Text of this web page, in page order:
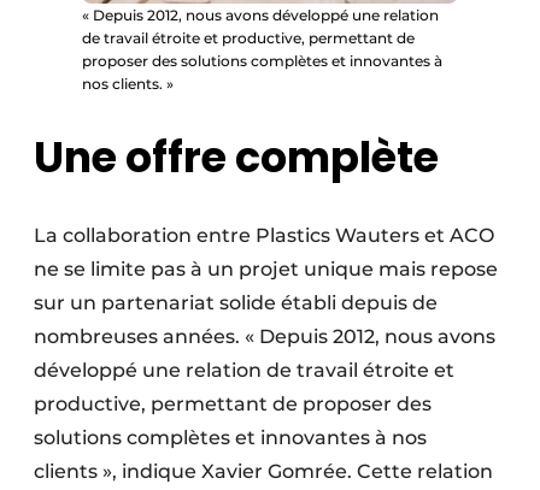
« Depuis 2012, nous avons développé une relation
de travail étroite et productive, permettant de
proposer des solutions complètes et innovantes à
nos clients. »
Une offre complète
La collaboration entre Plastics Wauters et ACO
ne se limite pas à un projet unique mais repose
sur un partenariat solide établi depuis de
nombreuses années. « ​Depuis 2012, nous avons
développé une relation de travail étroite et
productive, permettant de proposer des
solutions complètes et innovantes à nos
clients », indique Xavier Gomrée. Cette relation